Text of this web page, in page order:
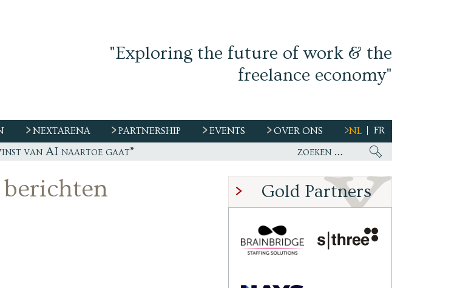
"Exploring the future of work & the
freelance economy"
NEXTARENA PARTNERSHIP EVENTS OVER ONS NL FR
van AI naartoe gaat” Freelancer, teken niet zomaar
Gold Partners